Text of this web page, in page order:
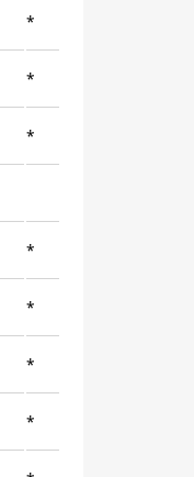
*
*
*
*
*
*
*